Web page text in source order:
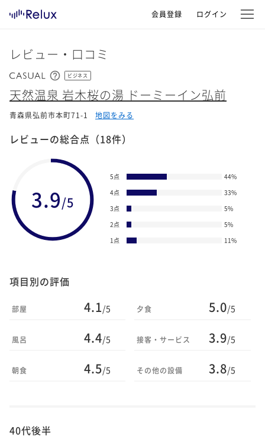
会員登録 ログイン
レビュー・口コミ
ビジネス
天然温泉 岩木桜の湯 ドーミーイン弘前
青森県弘前市本町71-1 地図をみる
レビューの総合点 （18件）
3.9/5
5点 44%
4点
33%
3点
5%
2点
5%
1点
11%
項目別の評価
部屋 4.1/5
風呂 4.4/5
朝食 4.5/5
夕食 5.0/5
接客・サービス 3.9/5
その他の設備 3.8/5
40代後半